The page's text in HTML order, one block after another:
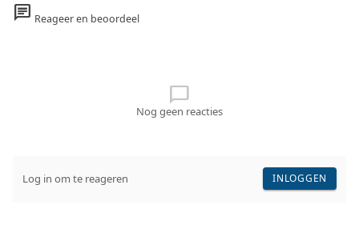
chat Reageer en beoordeel
chat_bubble_outline
Nog geen reacties
Log in om te reageren INLOGGEN